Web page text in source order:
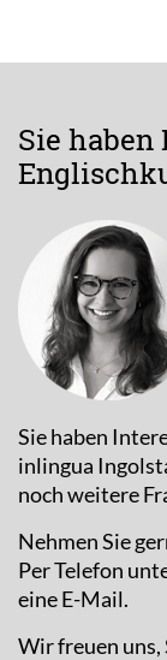
Sie haben
Sie haben
inlingua
noch weitere
Nehmen Sie
Per Telefon
eine E-Mail.
Wir freuen uns,